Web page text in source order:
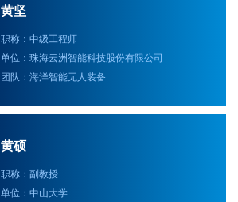
黄坚
职称：中级工程师
单位：珠海云洲智能科技股份有限公司
团队：海洋智能无人装备
黄硕
职称：副教授
单位：中山大学